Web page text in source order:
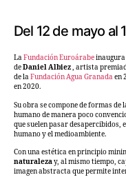
Del 12 de mayo al
LaFundación Euroárabe
deDaniel Albiez, artista
de laFundación Agua Granada en
en 2020.
Su obra se compone de formas
humano de manera poco
que suelen pasar desapercibidos,
humano y el medioambiente.
Con una estética en principio
naturalezay, al mismo tiempo,
imagen abstracta que permite